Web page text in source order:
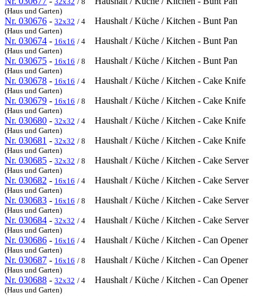
(Haus und Garten)
Nr. 030676 - 32x32 / 4 Haushalt / Küche / Kitchen - Bunt Pan
(Haus und Garten)
Nr. 030674 - 16x16 / 4 Haushalt / Küche / Kitchen - Bunt Pan
(Haus und Garten)
Nr. 030675 - 16x16 / 8 Haushalt / Küche / Kitchen - Bunt Pan
(Haus und Garten)
Nr. 030678 - 16x16 / 4 Haushalt / Küche / Kitchen - Cake Knife
(Haus und Garten)
Nr. 030679 - 16x16 / 8 Haushalt / Küche / Kitchen - Cake Knife
(Haus und Garten)
Nr. 030680 - 32x32 / 4 Haushalt / Küche / Kitchen - Cake Knife
(Haus und Garten)
Nr. 030681 - 32x32 / 8 Haushalt / Küche / Kitchen - Cake Knife
(Haus und Garten)
Nr. 030685 - 32x32 / 8 Haushalt / Küche / Kitchen - Cake Server
(Haus und Garten)
Nr. 030682 - 16x16 / 4 Haushalt / Küche / Kitchen - Cake Server
(Haus und Garten)
Nr. 030683 - 16x16 / 8 Haushalt / Küche / Kitchen - Cake Server
(Haus und Garten)
Nr. 030684 - 32x32 / 4 Haushalt / Küche / Kitchen - Cake Server
(Haus und Garten)
Nr. 030686 - 16x16 / 4 Haushalt / Küche / Kitchen - Can Opener
(Haus und Garten)
Nr. 030687 - 16x16 / 8 Haushalt / Küche / Kitchen - Can Opener
(Haus und Garten)
Nr. 030688 - 32x32 / 4 Haushalt / Küche / Kitchen - Can Opener
(Haus und Garten)